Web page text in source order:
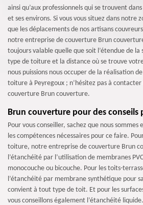
ainsi qu’aux professionnels qui se trouvent
et ses environs. Si vous vous situez dans notre
que les déplacements de nos artisans
notre entreprise de couverture Brun
toujours valable quelle que soit l’étendue de
type de toiture et la distance où se trouve
nous puissions nous occuper de la réalisation
toiture à Peyregoux ; n’hésitez pas à
couverture Brun couverture.
Brun couverture pour des conseils
Pour vous conseiller, sachez que nous
les compétences nécessaires pour ce faire.
toiture, notre entreprise de couverture Brun
l’étanchéité par l’utilisation de membranes
monocouche ou bicouche. Pour les toits-
l’étanchéité par membrane synthétique pour
convient à tout type de toit. Et pour les
vous conseillons également l’étanchéité